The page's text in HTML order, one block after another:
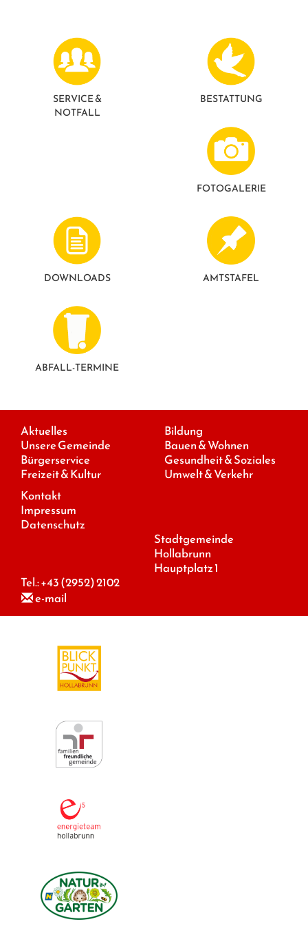
SERVICE &
NOTFALL
BESTATTUNG
FOTO­GALERIE
DOWNLOADS AMTSTAFEL
ABFALL-TERMINE
Aktuelles
Unsere Gemeinde
Bürgerservice
Freizeit & Kultur
Bildung
Bauen & Wohnen
Gesundheit & Soziales
Umwelt & Verkehr
Kontakt
Impressum
Datenschutz
Stadtgemeinde
Hollabrunn
Hauptplatz 1
Tel.:+43 (2952) 2102
e-mail